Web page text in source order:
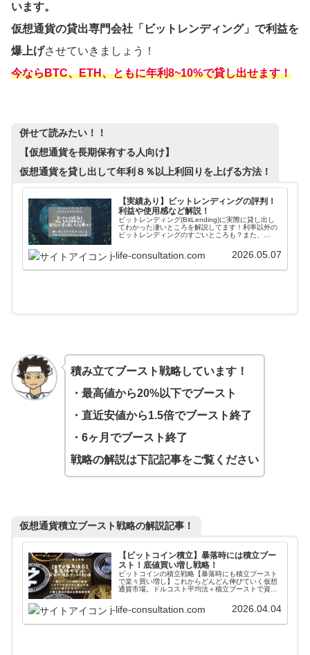
います。
仮想通貨の貸出専門会社「ビットレンディング」で利益を
爆上げさせていきましょう！
今ならBTC、ETH、ともに年利8~10%で貸し出せます！
併せて読みたい！！
【仮想通貨を長期保有する人向け】
仮想通貨を貸し出して年利８％以上利回りを上げる方法！
【実績あり】ビットレンディングの評判！
利益や使用感など解説！
ビットレンディング(BitLending)に実際に貸し出し
てわかった凄いところを解説してます！利率以外の
ビットレンディングのすごいところも？また、
j-life-consultation.com 2026.05.07
積み立てブースト戦略しています！
・最高値から20%以下でブースト
・直近安値から1.5倍でブースト終了
・6ヶ月でブースト終了
戦略の解説は下記記事をご覧ください
仮想通貨積立ブースト戦略の解説記事！
【ビットコイン積立】暴落時には積立ブー
スト！底値買い増し戦略！
ビットコインの積立戦略【暴落時にも積立ブースト
で楽々買い増し】これからどんどん伸びていく仮想
通貨市場。ドルコスト平均法＋積立ブーストで資産
で買い増しする方法や積立資金の確保方法など投資
をこれから始める人に最適な記事になっています。
j-life-consultation.com 2026.04.04